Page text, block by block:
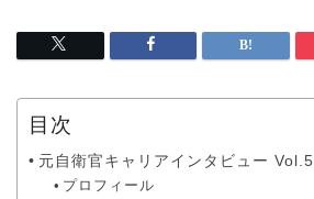
目次
元自衛官キャリアインタビュー Vol.5
プロフィール